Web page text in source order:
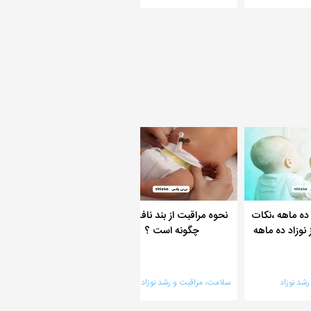
ده ماهه ،نکات
ده ماهه
نوزاد
نحوه مراقبت از بند ناف نوزاد
چگونه است ؟
سلامت، مراقبت و رشد نوزاد